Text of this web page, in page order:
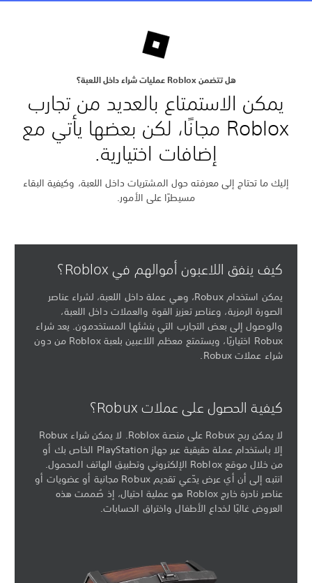
هل تتضمن Roblox عمليات شراء داخل اللعبة؟
يمكن الاستمتاع بالعديد من تجارب
Roblox مجانًا، لكن بعضها يأتي مع
إضافات اختيارية.
إليك ما تحتاج إلى معرفته حول المشتريات داخل اللعبة، وكيفية البقاء
مسيطرًا على الأمور.
كيف ينفق اللاعبون أموالهم في Roblox؟
يمكن استخدام Robux، وهي عملة داخل اللعبة، لشراء عناصر
الصورة الرمزية، وعناصر تعزيز القوة والعملات داخل اللعبة،
والوصول إلى بعض التجارب التي ينشئها المستخدمون. يعد شراء
Robux اختياريًا، ويستمتع معظم اللاعبين بلعبة Roblox من دون
شراء عملات Robux.
كيفية الحصول على عملات Robux؟
لا يمكن ربح Robux على منصة Roblox. لا يمكن شراء Robux
إلا باستخدام عملة حقيقية عبر جهاز PlayStation الخاص بك أو
من خلال موقع Roblox الإلكتروني وتطبيق الهاتف المحمول.
انتبه إلى أن أي عرض يدّعي تقديم Robux مجانية أو عضويات أو
عناصر نادرة خارج Roblox هو عملية احتيال، إذ صُممت هذه
العروض غالبًا لخداع الأطفال واختراق الحسابات.